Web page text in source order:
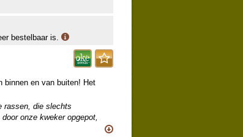
onze kweker opgepot,
van dit sortiment aanvullen.
bestelbaar is.
binnen en van buiten! Het
rassen, die slechts
onze kweker opgepot,
van dit sortiment aanvullen.